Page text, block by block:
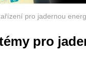
pro jadernou
pro